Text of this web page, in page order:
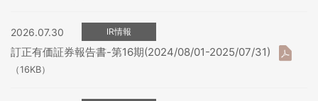
2026.07.30 IR情報
訂正有価証券報告書-第16期(2024/08/01-2025/07/31)
（16KB）